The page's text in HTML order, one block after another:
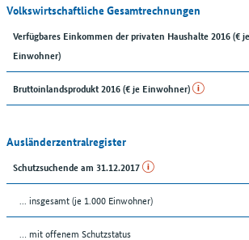
Volkswirtschaftliche Gesamtrechnungen
Verfügbares Einkommen der privaten Haushalte 2016 (€ je
Einwohner)
Bruttoinlandsprodukt 2016 (€ je Einwohner)
Ausländerzentralregister
Schutzsuchende am 31.12.2017
... insgesamt (je 1.000 Einwohner)
… mit offenem Schutzstatus